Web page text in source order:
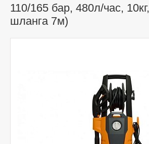
110/165 бар, 480л/час,
шланга 7м)